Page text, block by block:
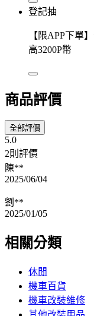
登記抽
【限APP下單
高3200P幣
商品評價
全部評價
5.0
2則評價
陳**
2025/06/04
劉**
2025/01/05
相關分類
休閒
機車百貨
機車改裝維修